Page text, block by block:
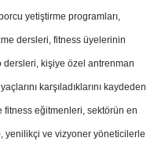
yetiştirme programları,
dersleri, fitness üyelerinin
kişiye özel antrenman
karşıladıklarını kaydeden
fitness eğitmenleri, sektörün en
yenilikçi ve vizyoner yöneticilerle